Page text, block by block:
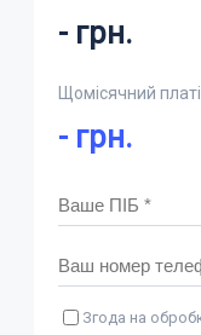
- грн.
Щомісячний
- грн.
Згода на